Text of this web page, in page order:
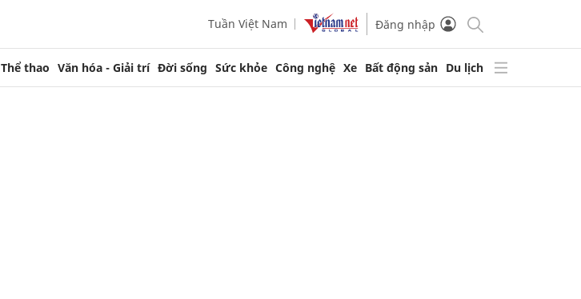
Tuần Việt Nam Đăng nhập
Thể thao Văn hóa - Giải trí Đời sống Sức khỏe Công nghệ Xe Bất động sản Du lịch